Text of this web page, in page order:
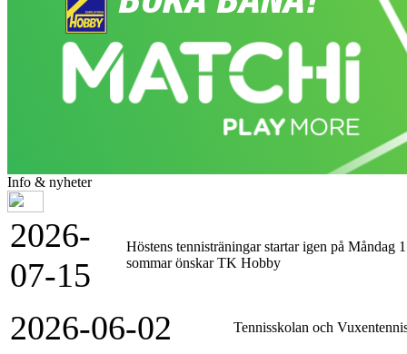
Info & nyheter
2026-
07-15
Höstens tennisträningar startar igen på Måndag
sommar önskar TK Hobby
2026-06-02 Tennisskolan och